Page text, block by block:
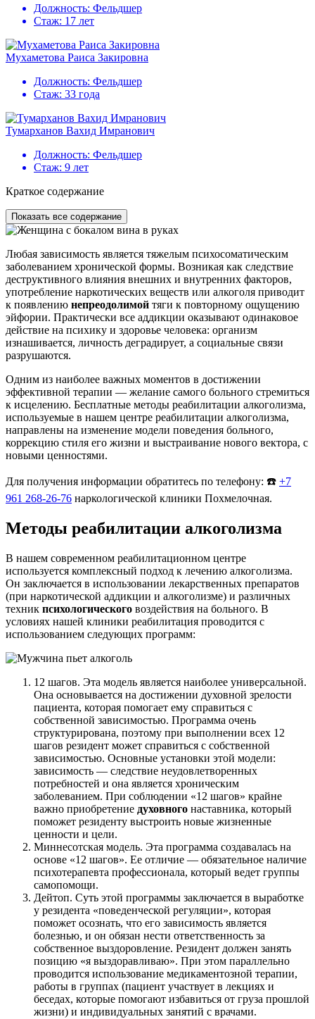
Должность: Фельдшер
Стаж: 17 лет
Мухаметова Раиса Закировна
Должность: Фельдшер
Стаж: 33 года
Тумарханов Вахид Имранович
Должность: Фельдшер
Стаж: 9 лет
Краткое содержание
Показать все содержание
Любая зависимость является тяжелым психосоматическим
заболеванием хронической формы. Возникая как следствие
деструктивного влияния внешних и внутренних факторов,
употребление наркотических веществ или алкоголя приводит
к появлению непреодолимой тяги к повторному ощущению
эйфории. Практически все аддикции оказывают одинаковое
действие на психику и здоровье человека: организм
изнашивается, личность деградирует, а социальные связи
разрушаются.
Одним из наиболее важных моментов в достижении
эффективной терапии — желание самого больного стремиться
к исцелению. Бесплатные методы реабилитации алкоголизма,
используемые в нашем центре реабилитации алкоголизма,
направлены на изменение модели поведения больного,
коррекцию стиля его жизни и выстраивание нового вектора, с
новыми ценностями.
Для получения информации обратитесь по телефону: ☎️ +7
961 268-26-76 наркологической клиники Похмелочная.
Методы реабилитации алкоголизма
В нашем современном реабилитационном центре
используется комплексный подход к лечению алкоголизма.
Он заключается в использовании лекарственных препаратов
(при наркотической аддикции и алкоголизме) и различных
техник психологического воздействия на больного. В
условиях нашей клиники реабилитация проводится с
использованием следующих программ:
12 шагов. Эта модель является наиболее универсальной.
Она основывается на достижении духовной зрелости
пациента, которая помогает ему справиться с
собственной зависимостью. Программа очень
структурирована, поэтому при выполнении всех 12
шагов резидент может справиться с собственной
зависимостью. Основные установки этой модели:
зависимость — следствие неудовлетворенных
потребностей и она является хроническим
заболеванием. При соблюдении «12 шагов» крайне
важно приобретение духовного наставника, который
поможет резиденту выстроить новые жизненные
ценности и цели.
Миннесотская модель. Эта программа создавалась на
основе «12 шагов». Ее отличие — обязательное наличие
психотерапевта профессионала, который ведет группы
самопомощи.
Дейтоп. Суть этой программы заключается в выработке
у резидента «поведенческой регуляции», которая
поможет осознать, что его зависимость является
болезнью, и он обязан нести ответственность за
собственное выздоровление. Резидент должен занять
позицию «я выздоравливаю». При этом параллельно
проводится использование медикаментозной терапии,
работы в группах (пациент участвует в лекциях и
беседах, которые помогают избавиться от груза прошлой
жизни) и индивидуальных занятий с врачами.